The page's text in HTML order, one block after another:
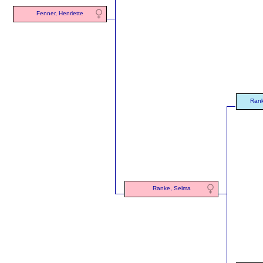
Fenner, Henriette
Ranke, Selma